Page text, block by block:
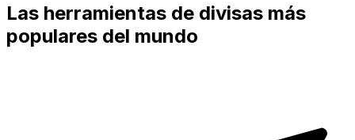
Las herramientas de divisas más
populares del mundo